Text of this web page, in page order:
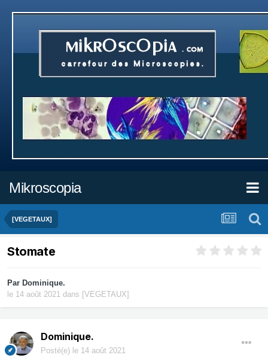
Mikroscopia
[VEGETAUX]
Stomate
Par Dominique.
le 14 août 2021 dans [VEGETAUX]
Dominique.
Posté(e) le 14 août 2021